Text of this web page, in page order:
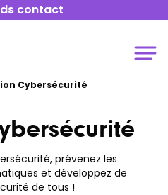
contact
Cybersécurité
prévenez les
et développez de
de tous !